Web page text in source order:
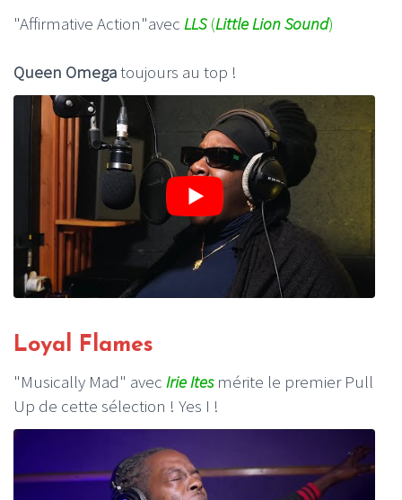
"Affirmative Action"avec LLS(Little Lion Sound)
Queen Omegatoujours au top !
Loyal Flames
"Musically Mad" avec Irie Ites mérite le premier Pull
Up de cette sélection ! Yes I !